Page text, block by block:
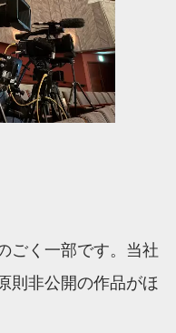
ごく一部です。当社
則非公開の作品がほ